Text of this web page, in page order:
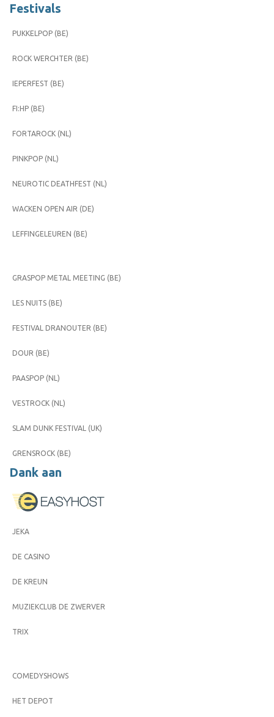
Festivals
PUKKELPOP (BE)
ROCK WERCHTER (BE)
IEPERFEST (BE)
FI:HP (BE)
FORTAROCK (NL)
PINKPOP (NL)
NEUROTIC DEATHFEST (NL)
WACKEN OPEN AIR (DE)
LEFFINGELEUREN (BE)
GRASPOP METAL MEETING (BE)
LES NUITS (BE)
FESTIVAL DRANOUTER (BE)
DOUR (BE)
PAASPOP (NL)
VESTROCK (NL)
SLAM DUNK FESTIVAL (UK)
GRENSROCK (BE)
Dank aan
JEKA
DE CASINO
DE KREUN
MUZIEKCLUB DE ZWERVER
TRIX
COMEDYSHOWS
HET DEPOT